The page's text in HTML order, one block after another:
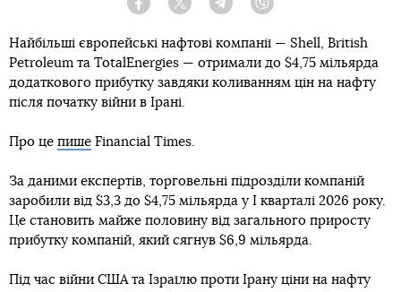
Facebook Twitter Telegram
Найбільші європейські нафтові компанії — Shell, British
Petroleum та TotalEnergies — отримали до $4,75 мільярда
додаткового прибутку завдяки коливанням цін на нафту
після початку війни в Ірані.
Про це пише Financial Times.
За даними експертів, торговельні підрозділи компаній
заробили від $3,3 до $4,75 мільярда у І кварталі 2026 року.
Це становить майже половину від загального приросту
прибутку компаній, який сягнув $6,9 мільярда.
Під час війни США та Ізраїлю проти Ірану ціни на нафту